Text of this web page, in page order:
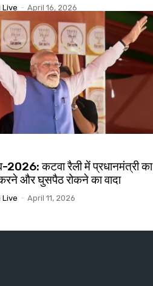
Live - April 16, 2026
2026: कटवा रैली में प्रधानमंत्री का
और घुसपैठ रोकने का वादा
Live - April 11, 2026